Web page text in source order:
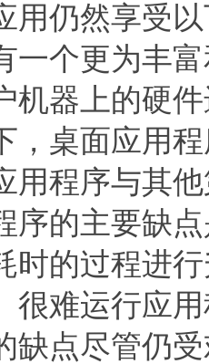
用仍然享受
一个更为丰
机器上的硬
，桌面应用
用程序与其
序的主要缺
时的过程进
很难运行应
缺点尽管仍